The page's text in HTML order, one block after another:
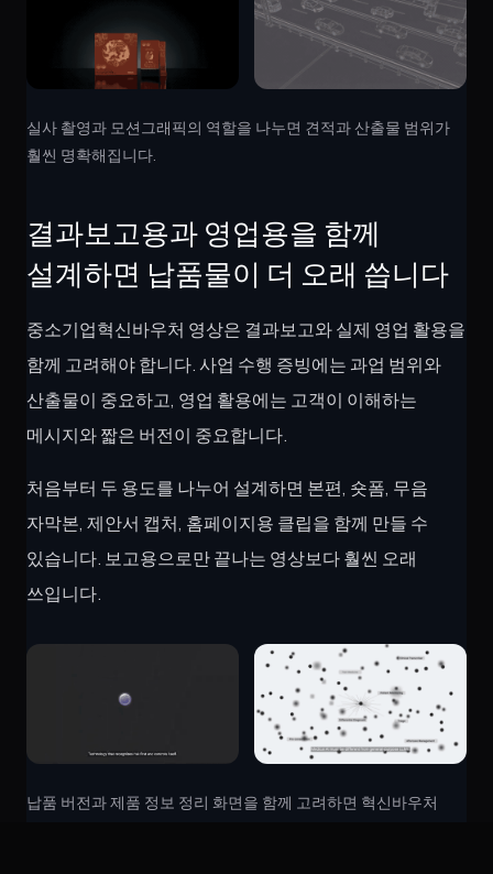
실사 촬영과 모션그래픽의 역할을 나누면 견적과 산출물 범위가
훨씬 명확해집니다.
결과보고용과 영업용을 함께
설계하면 납품물이 더 오래 씁니다
중소기업혁신바우처 영상은 결과보고와 실제 영업 활용을
함께 고려해야 합니다. 사업 수행 증빙에는 과업 범위와
산출물이 중요하고, 영업 활용에는 고객이 이해하는
메시지와 짧은 버전이 중요합니다.
처음부터 두 용도를 나누어 설계하면 본편, 숏폼, 무음
자막본, 제안서 캡처, 홈페이지용 클립을 함께 만들 수
있습니다. 보고용으로만 끝나는 영상보다 훨씬 오래
쓰입니다.
납품 버전과 제품 정보 정리 화면을 함께 고려하면 혁신바우처